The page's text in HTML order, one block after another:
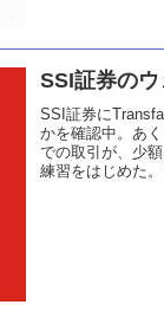
SSI証券のウ
SSI証券に
かを確認中。あ
での取引が、少
練習をはじめた